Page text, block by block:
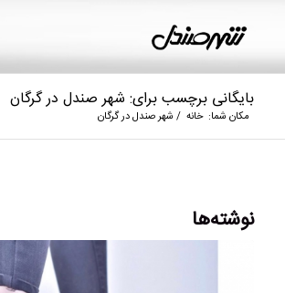
بایگانی برچسب برای: شهر صندل در گرگان
مکان شما: خانه / شهر صندل در گرگان
نوشته‌ها